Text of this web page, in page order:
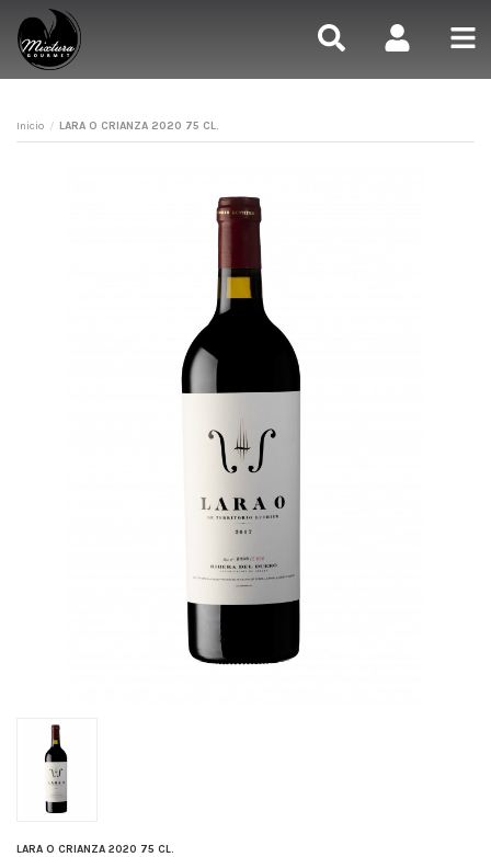
Inicio LARA O CRIANZA 2020 75 CL.
LARA O CRIANZA 2020 75 CL.